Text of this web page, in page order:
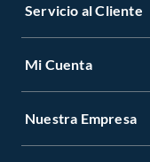
Servicio al Cliente
Mi Cuenta
Nuestra Empresa